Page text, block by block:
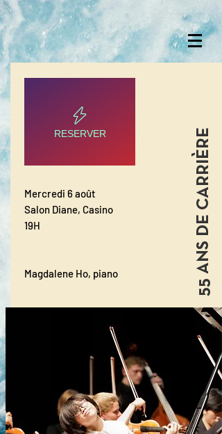
RESERVER 55 ANS DE CARRIÈRE
Mercredi 6 août
Salon Diane, Casino
19H
Magdalene Ho, piano